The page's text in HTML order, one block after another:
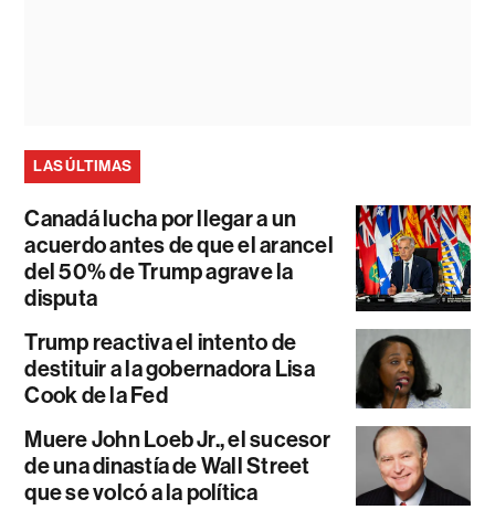
LAS ÚLTIMAS
Canadá lucha por llegar a un
acuerdo antes de que el arancel
del 50% de Trump agrave la
disputa
Trump reactiva el intento de
destituir a la gobernadora Lisa
Cook de la Fed
Muere John Loeb Jr., el sucesor
de una dinastía de Wall Street
que se volcó a la política